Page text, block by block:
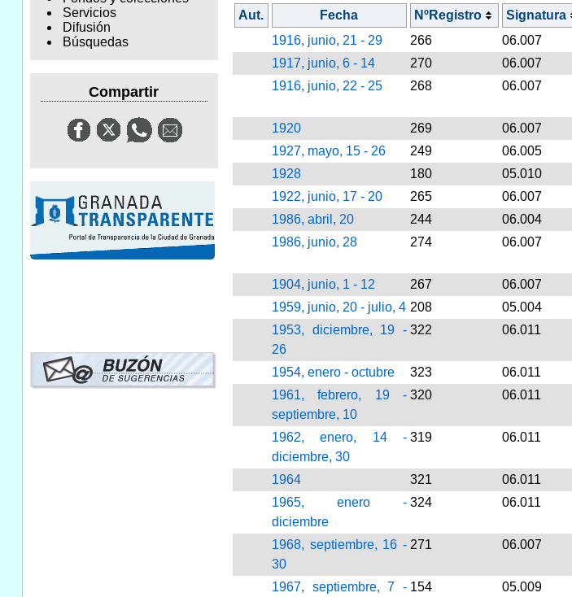
Servicios
Difusión
Búsquedas
Compartir
Aut. Fecha NºRegistro Signatura
1916, junio, 21 - 29
266 06.007
1917, junio, 6 - 14
270 06.007
1916, junio, 22 - 25
268 06.007
1920
269 06.007
1927, mayo, 15 - 26
249 06.005
1928
180 05.010
1922, junio, 17 - 20
265 06.007
1986, abril, 20
244 06.004
1986, junio, 28
274 06.007
1904, junio, 1 - 12
267 06.007
1959, junio, 20 - julio, 4 208 05.004
1953, diciembre, 19 -
26
322 06.011
1954, enero - octubre 323 06.011
1961, febrero, 19 -
septiembre, 10
320 06.011
1962, enero, 14 -
diciembre, 30
319 06.011
1964 321 06.011
1965, enero -
diciembre
324 06.011
1968, septiembre, 16 -
30
271 06.007
1967, septiembre, 7 - 154 05.009